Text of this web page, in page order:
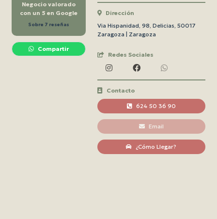
Negocio valorado
con un 5 en Google
Sobre 7 reseñas
Compartir
Dirección
Via Hispanidad, 98, Delicias, 50017
Zaragoza | Zaragoza
Redes Sociales
Contacto
624 50 36 90
Email
¿Cómo Llegar?